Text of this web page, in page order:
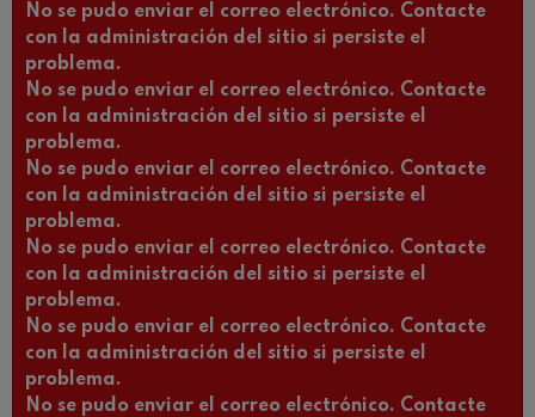
No se pudo enviar el correo electrónico. Contacte
con la administración del sitio si persiste el
problema.
No se pudo enviar el correo electrónico. Contacte
con la administración del sitio si persiste el
problema.
No se pudo enviar el correo electrónico. Contacte
con la administración del sitio si persiste el
problema.
No se pudo enviar el correo electrónico. Contacte
con la administración del sitio si persiste el
problema.
No se pudo enviar el correo electrónico. Contacte
con la administración del sitio si persiste el
problema.
No se pudo enviar el correo electrónico. Contacte